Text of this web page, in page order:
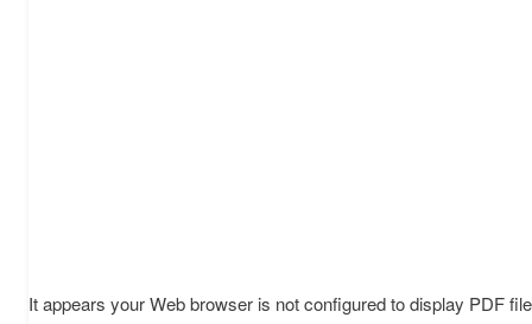
It appears your Web browser is not configured to display PDF